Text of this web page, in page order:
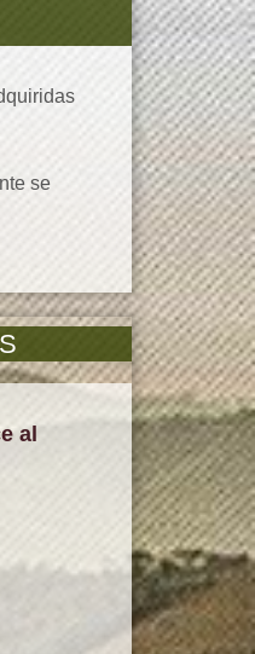
se
al